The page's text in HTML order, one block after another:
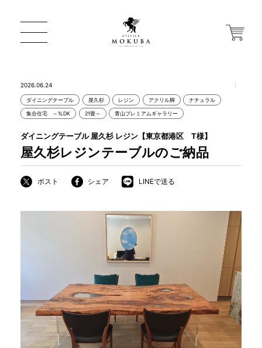
ONLINE STORE
店舗から探す
MOKUBA について
直営店
2026.06.24
ダイニングテーブル 屋久杉 レジン アクリル脚 ナチュラル
集合住宅 ～1LDK 21畳～ 青山プレミアムギャラリー
屋久杉レジンテーブルのご納品
ダイニングテーブル 屋久杉 レジン【東京都港区 T様】
ポスト シェア LINEで送る